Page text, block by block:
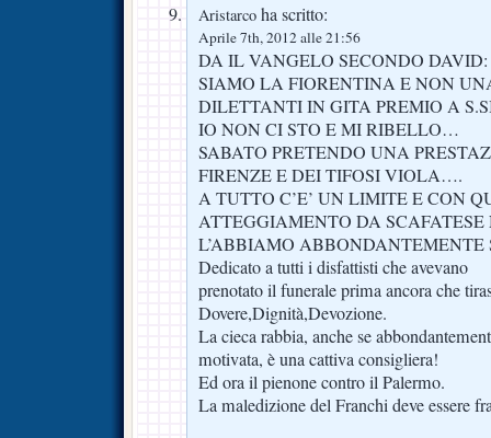
Aristarco ha scritto:
Aprile 7th, 2012 alle 21:56
DA IL VANGELO SECONDO DAVID:
SIAMO LA FIORENTINA E NON
DILETTANTI IN GITA PREMIO A
IO NON CI STO E MI RIBELLO…
SABATO PRETENDO UNA
FIRENZE E DEI TIFOSI VIOLA….
A TUTTO C’E’ UN LIMITE E CON
ATTEGGIAMENTO DA
L’ABBIAMO ABBONDANTEMENTE
Dedicato a tutti i disfattisti che avevano
prenotato il funerale prima ancora che
Dovere,Dignità,Devozione.
La cieca rabbia, anche se
motivata, è una cattiva consigliera!
Ed ora il pienone contro il Palermo.
La maledizione del Franchi deve essere